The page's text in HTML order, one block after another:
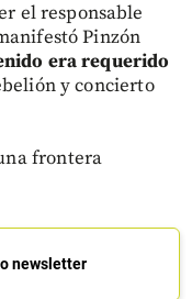
el responsable
Pinzón
era requerido
y concierto
frontera
newsletter